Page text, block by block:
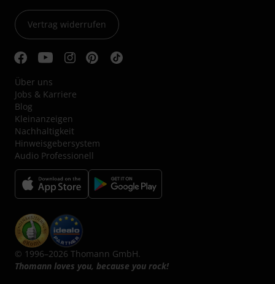
Vertrag widerrufen
Über uns
Jobs & Karriere
Blog
Kleinanzeigen
Nachhaltigkeit
Hinweisgebersystem
Audio Professionell
© 1996–2026 Thomann GmbH.
Thomann loves you, because you rock!